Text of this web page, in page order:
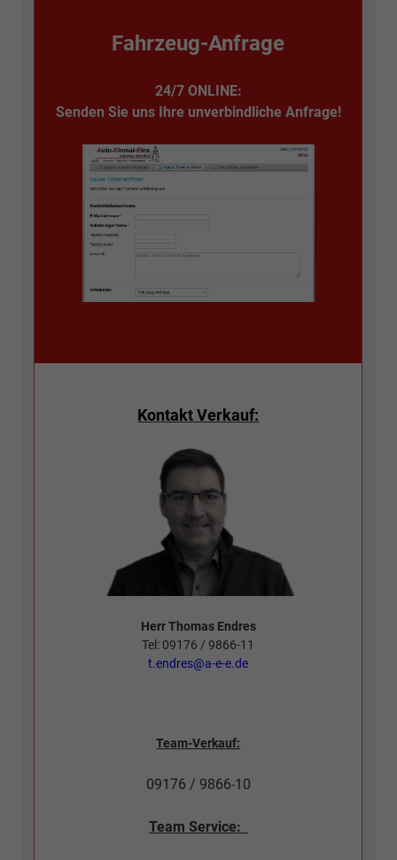
Fahrzeug-Anfrage
24/7 ONLINE:
Senden Sie uns Ihre unverbindliche Anfrage!
Kontakt Verkauf:
Herr Thomas Endres
Tel: 09176 / 9866-11
t.endres@a-e-e.de
Team-Verkauf:
09176 / 9866-10
Team Service: